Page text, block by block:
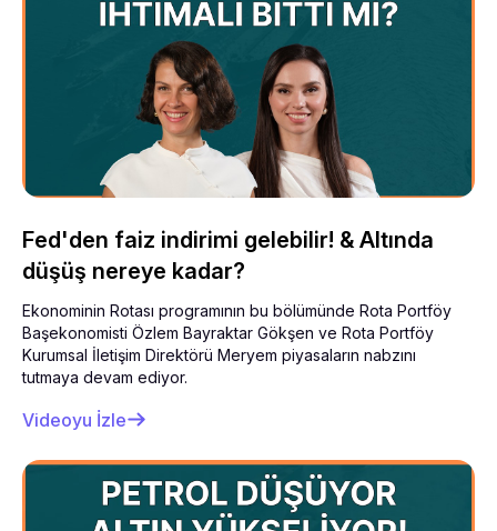
Fed'den faiz indirimi gelebilir! & Altında
düşüş nereye kadar?
Ekonominin Rotası programının bu bölümünde Rota Portföy
Başekonomisti Özlem Bayraktar Gökşen ve Rota Portföy
Kurumsal İletişim Direktörü Meryem piyasaların nabzını
tutmaya devam ediyor.
Videoyu İzle